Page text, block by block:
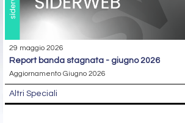
29 maggio 2026
report banda stagnata - giugno 2026
Aggiornamento Giugno 2026
Altri Speciali